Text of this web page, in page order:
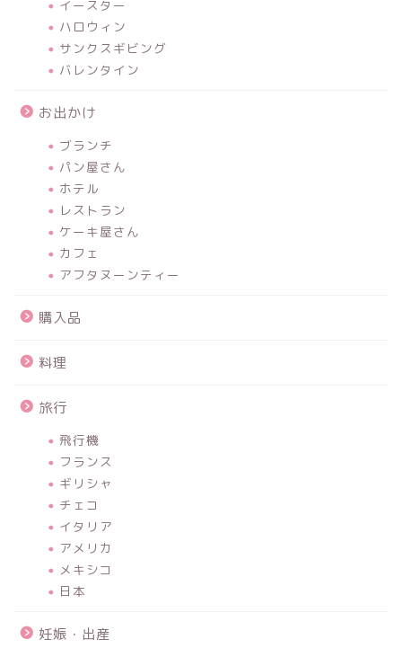
イースター
ハロウィン
サンクスギビング
バレンタイン
お出かけ
ブランチ
パン屋さん
ホテル
レストラン
ケーキ屋さん
カフェ
アフタヌーンティー
購入品
料理
旅行
飛行機
フランス
ギリシャ
チェコ
イタリア
アメリカ
メキシコ
日本
妊娠・出産